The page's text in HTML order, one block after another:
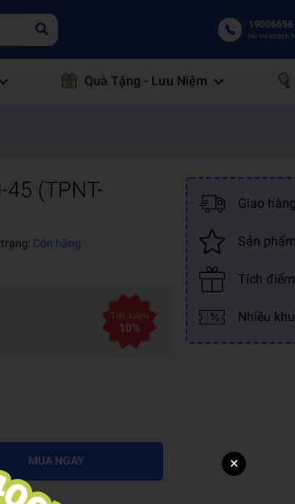
19006656
Hỗ trợ khách
Quà Tặng - Lưu Niệm
(TPNT-
Còn hàng
Tiết kiệm
10%
MUA NGAY
Giao
Sản
Tích
Nhiều
×